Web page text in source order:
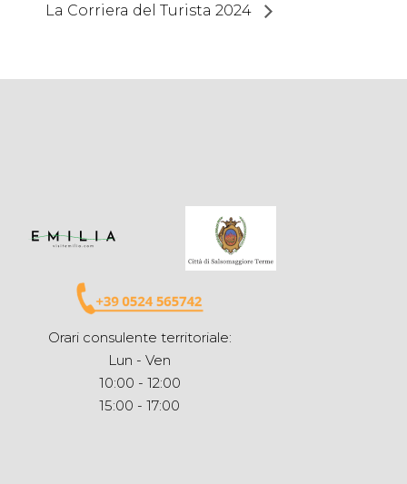
La Corriera del Turista 2024
Orari consulente territoriale:
Lun - Ven
10:00 - 12:00
15:00 - 17:00